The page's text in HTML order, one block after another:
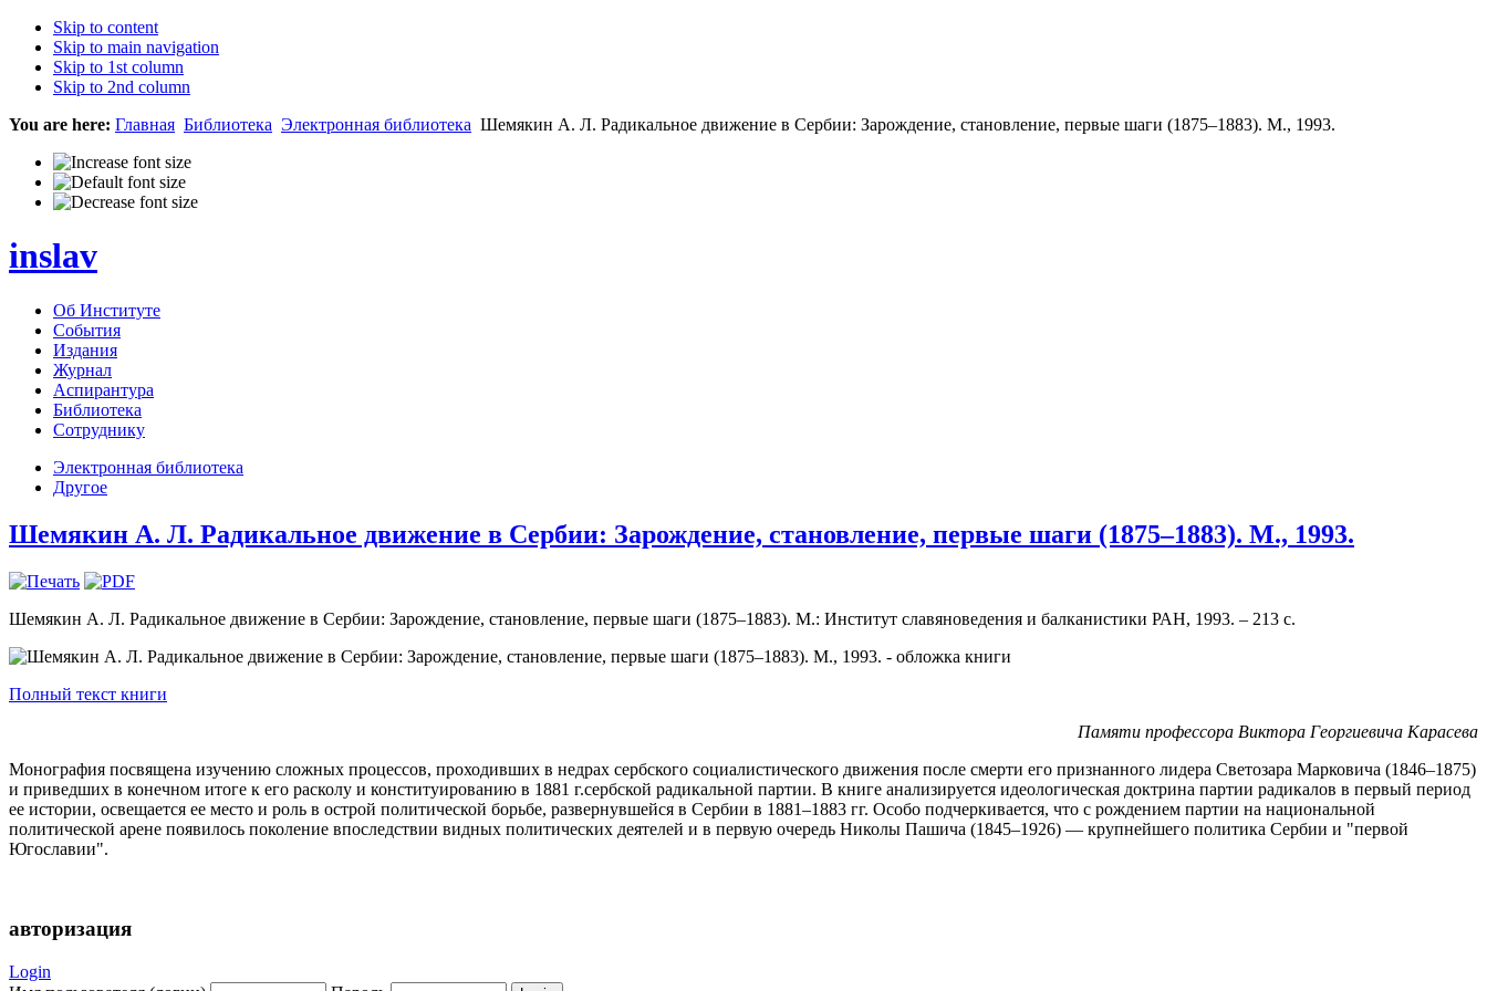
Skip to content
Skip to main navigation
Skip to 1st column
Skip to 2nd column
You are here: Главная Библиотека Электронная библиотека Шемякин А. Л. Радикальное движение в Сербии: Зарождение, становление, первые шаги (1875–1883). М., 1993.
inslav
Об Институте
События
Издания
Журнал
Аспирантура
Библиотека
Сотруднику
Электронная библиотека
Другое
Шемякин А. Л. Радикальное движение в Сербии: Зарождение, становление, первые шаги (1875–1883). М., 1993.
Шемякин А. Л. Радикальное движение в Сербии: Зарождение, становление, первые шаги (1875–1883). М.: Институт славяноведения и балканистики РАН, 1993. – 213 с.
Полный текст книги
Памяти профессора Виктора Георгиевича Карасева
Монография посвящена изучению сложных процессов, проходивших в недрах сербского социалистического движения после смерти его признанного лидера Светозара Марковича (1846–1875)
и приведших в конечном итоге к его расколу и конституированию в 1881 г.сербской радикальной партии. В книге анализируется идеологическая доктрина партии радикалов в первый период
ее истории, освещается ее место и роль в острой политической борьбе, развернувшейся в Сербии в 1881–1883 гг. Особо подчеркивается, что с рождением партии на национальной
политической арене появилось поколение впоследствии видных политических деятелей и в первую очередь Николы Пашича (1845–1926) — крупнейшего политика Сербии и "первой
Югославии".
авторизация
Login